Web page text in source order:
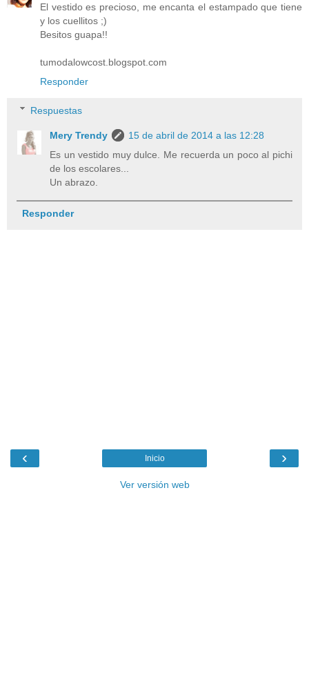
El vestido es precioso, me encanta el estampado que tiene
y los cuellitos ;)
Besitos guapa!!
tumodalowcost.blogspot.com
Responder
Respuestas
Mery Trendy
15 de abril de 2014 a las 12:28
Es un vestido muy dulce. Me recuerda un poco al pichi
de los escolares...
Un abrazo.
Responder
‹ ›
Inicio
Ver versión web